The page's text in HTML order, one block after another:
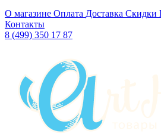
О магазине Оплата Доставка Скидки
Контакты
8 (499) 350 17 87